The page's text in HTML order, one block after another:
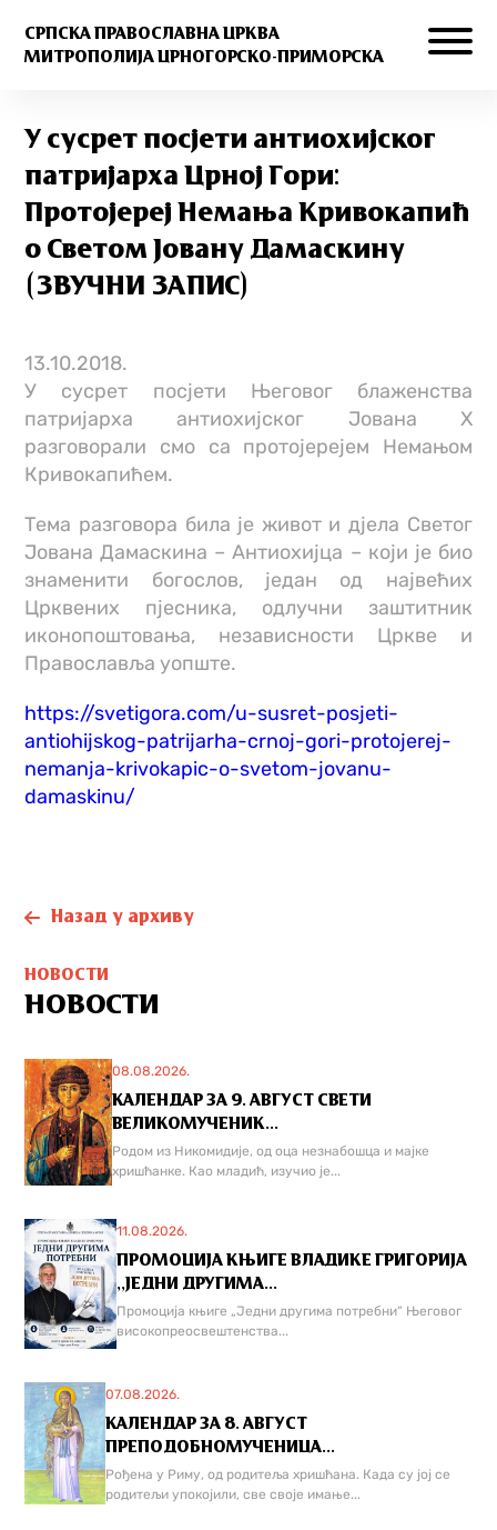
СРПСКА ПРАВОСЛАВНА ЦРКВА
МИТРОПОЛИЈА ЦРНОГОРСКО-ПРИМОРСКА
У сусрет посјети антиохијског
патријарха Црној Гори:
Протојереј Немања Кривокапић
о Светом Јовану Дамаскину
(ЗВУЧНИ ЗАПИС)
13.10.2018.
У сусрет посјети Његовог блаженства
патријарха антиохијског Јована Х
разговорали смо са протојерејем Немањом
Кривокапићем.
Тема разговора била је живот и дјела Светог
Јована Дамаскина – Антиохијца – који је био
знаменити богослов, један од највећих
Црквених пјесника, одлучни заштитник
иконопоштовања, независности Црквe и
Православља уопште.
https://svetigora.com/u-susret-posjeti-
antiohijskog-patrijarha-crnoj-gori-protojerej-
nemanja-krivokapic-o-svetom-jovanu-
damaskinu/
Назад у архиву
НОВОСТИ
НОВОСТИ
08.08.2026.
КАЛЕНДАР ЗА 9. АВГУСТ СВЕТИ
ВЕЛИКОМУЧЕНИК...
Родом из Никомидије, од оца незнабошца и мајке
хришћанке. Као младић, изучио је...
11.08.2026.
ПРОМОЦИЈА КЊИГЕ ВЛАДИКЕ ГРИГОРИЈА
,,ЈЕДНИ ДРУГИМА...
Промоција књиге „Једни другима потребни“ Његовог
високопреосвештенства...
07.08.2026.
КАЛЕНДАР ЗА 8. АВГУСТ
ПРЕПОДОБНОМУЧЕНИЦА...
Рођена у Риму, од родитеља хришћана. Када су јој се
родитељи упокојили, све своје имање...